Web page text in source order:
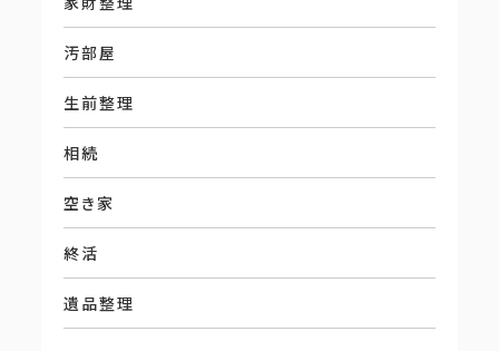
汚部屋
生前整理
相続
空き家
終活
遺品整理